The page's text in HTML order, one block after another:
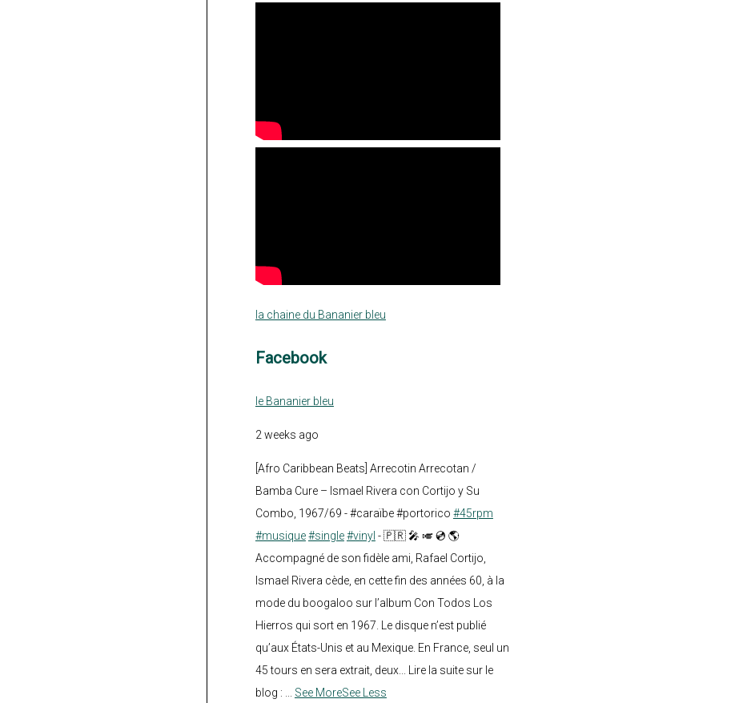
la chaine du Bananier bleu
Facebook
le Bananier bleu
2 weeks ago
[Afro Caribbean Beats] Arrecotin Arrecotan /
Bamba Cure – Ismael Rivera con Cortijo y Su
Combo, 1967/69 - #caraïbe #portorico #45rpm
#musique#single#vinyl - 🇵🇷 🎤 🎺 💿 🌎
Accompagné de son fidèle ami, Rafael Cortijo,
Ismael Rivera cède, en cette fin des années 60, à la
mode du boogaloo sur l’album Con Todos Los
Hierros qui sort en 1967. Le disque n’est publié
qu’aux États-Unis et au Mexique. En France, seul un
45 tours en sera extrait, deux... Lire la suite sur le
blog :
See MoreSee Less